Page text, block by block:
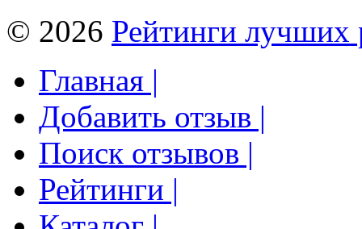
© 2026 Рейтинги лучших
Главная |
Добавить отзыв |
Поиск отзывов |
Рейтинги |